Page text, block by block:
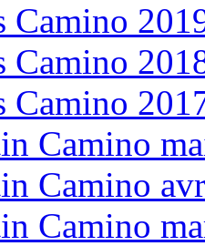
Camino
Camino
Camino
Camino
Camino
Camino